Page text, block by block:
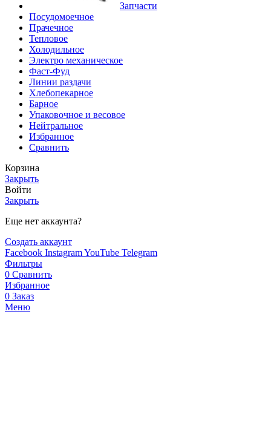
Запчасти
Посудомоечное
Прачечное
Тепловое
Холодильное
Электро механическое
Фаст-Фуд
Линии раздачи
Хлебопекарное
Барное
Упаковочное и весовое
Нейтральное
Избранное
Сравнить
Корзина
Закрыть
Войти
Закрыть
Еще нет аккаунта?
Создать аккаунт
Facebook InstagramYouTube Telegram
Фильтры
0 Сравнить
Избранное
0 Заказ
Меню